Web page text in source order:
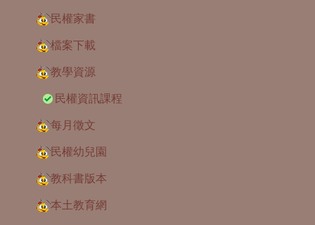
民權家書
檔案下載
教學資源
民權資訊課程
每月徵文
民權幼兒園
教科書版本
本土教育網